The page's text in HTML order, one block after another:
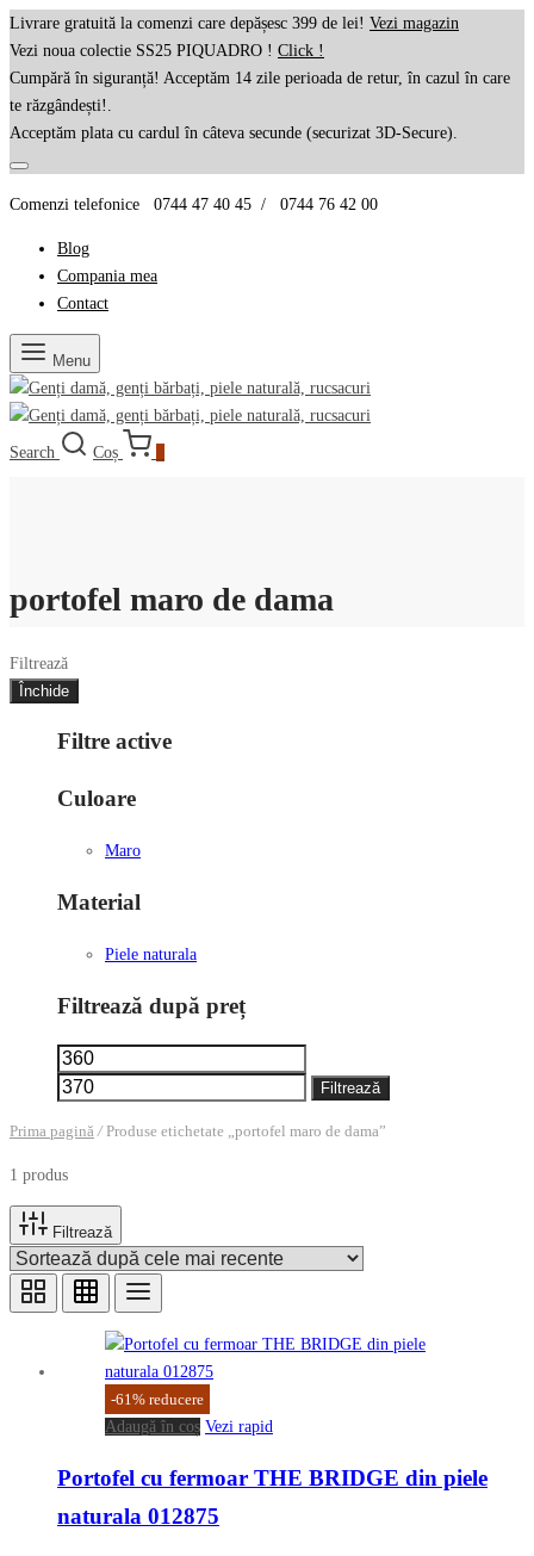
Livrare gratuită la comenzi care depășesc 399 de lei! Vezi magazin
Vezi noua colectie SS25 PIQUADRO ! Click !
Cumpără în siguranță! Acceptăm 14 zile perioada de retur, în cazul în care
te răzgândești!.
Acceptăm plata cu cardul în câteva secunde (securizat 3D-Secure).
Comenzi telefonice 0744 47 40 45 / 0744 76 42 00
Blog
Compania mea
Contact
Menu
Search Coș
portofel maro de dama
Filtrează
Închide
Filtre active
Culoare
Maro
Material
Piele naturala
Filtrează după preț
Preț
minim
maxim
Filtrează
Prima pagină /Produse etichetate „portofel maro de dama”
1 produs
Filtrează
-61 % reducere
Adaugă în coș Vezi rapid
Portofel cu fermoar THE BRIDGE din piele
naturala 012875